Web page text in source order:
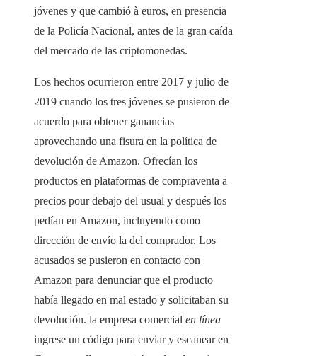
jóvenes y que cambió à euros, en presencia
de la Policía Nacional, antes de la gran caída
del mercado de las criptomonedas.
Los hechos ocurrieron entre 2017 y julio de
2019 cuando los tres jóvenes se pusieron de
acuerdo para obtener ganancias
aprovechando una fisura en la política de
devolución de Amazon. Ofrecían los
productos en plataformas de compraventa a
precios pour debajo del usual y después los
pedían en Amazon, incluyendo como
dirección de envío la del comprador. Los
acusados ​​se pusieron en contacto con
Amazon para denunciar que el producto
había llegado en mal estado y solicitaban su
devolución. la empresa comercial en línea
ingrese un código para enviar y escanear en